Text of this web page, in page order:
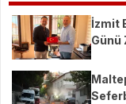
İzmit
Günü